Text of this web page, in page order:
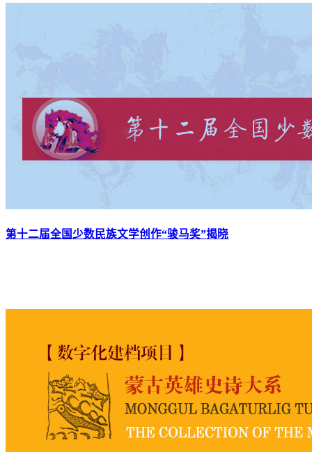
第十二届全国少数民族文学创作“骏马奖”揭晓